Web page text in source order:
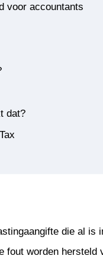
voor accountants
dat?
die al is
fout worden hersteld